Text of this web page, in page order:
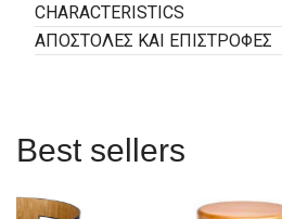
CHARACTERISTICS
ΑΠΟΣΤΟΛΕΣ ΚΑΙ ΕΠΙΣΤΡΟΦΕΣ
Best sellers